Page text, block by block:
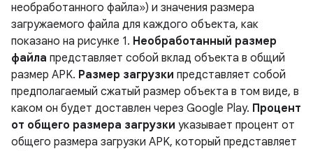
необработанного файла») и значения размера
загружаемого файла для каждого объекта, как
показано на рисунке 1. Необработанный размер
файла представляет собой вклад объекта в общий
размер APK. Размер загрузки представляет собой
предполагаемый сжатый размер объекта в том виде, в
каком он будет доставлен через Google Play. Процент
от общего размера загрузки указывает процент от
общего размера загрузки APK, который представляет